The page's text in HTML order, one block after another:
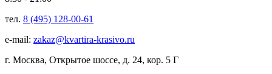
тел. 8 (495) 128-00-61
e-mail: zakaz@kvartira-krasivo.ru
г. Москва, Открытое шоссе, д. 24, кор. 5 Г